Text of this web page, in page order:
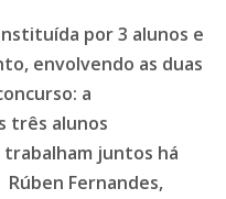
por 3 alunos e
envolvendo as duas
a
três alunos
trabalham juntos há
Fernandes,